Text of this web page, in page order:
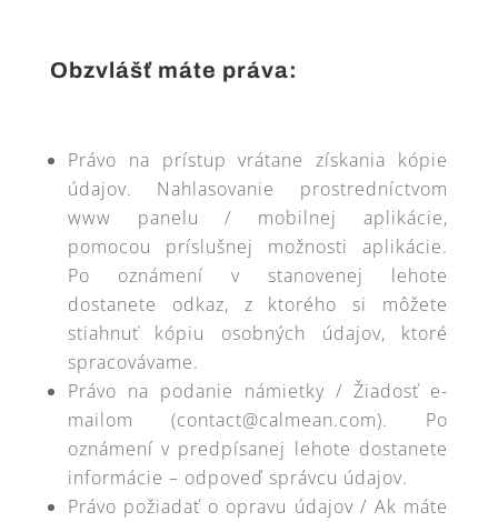
Obzvlášť máte práva:
Právo na prístup vrátane získania kópie
údajov. Nahlasovanie prostredníctvom
www panelu / mobilnej aplikácie,
pomocou príslušnej možnosti aplikácie.
Po oznámení v stanovenej lehote
dostanete odkaz, z ktorého si môžete
stiahnuť kópiu osobných údajov, ktoré
spracovávame.
Právo na podanie námietky / Žiadosť e-
mailom (contact@calmean.com). Po
oznámení v predpísanej lehote dostanete
informácie – odpoveď správcu údajov.
Právo požiadať o opravu údajov / Ak máte